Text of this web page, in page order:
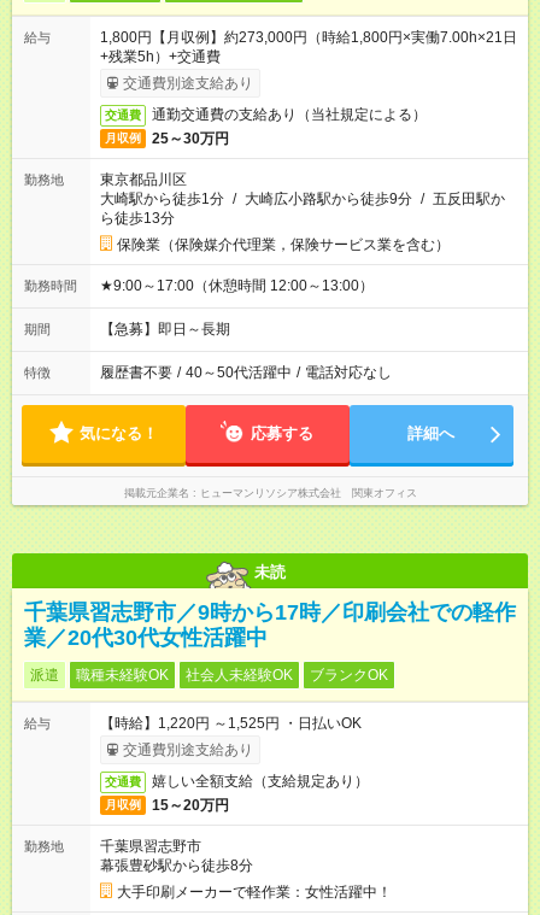
給与
1,800円【月収例】約273,000円（時給1,800円×実働7.00h×21日
+残業5h）+交通費
交通費別途支給あり
交通費 通勤交通費の支給あり（当社規定による）
月収例 25～30万円
勤務地
東京都品川区
大崎駅から徒歩1分 / 大崎広小路駅から徒歩9分 / 五反田駅か
ら徒歩13分
保険業（保険媒介代理業，保険サービス業を含む）
勤務時間 ★9:00～17:00（休憩時間 12:00～13:00）
期間 【急募】即日～長期
特徴 履歴書不要 / 40～50代活躍中 / 電話対応なし
気になる！ 応募する 詳細へ
掲載元企業名 ヒューマンリソシア株式会社 関東オフィス
未読
千葉県習志野市／9時から17時／印刷会社での軽作
業／20代30代女性活躍中
派遣 職種未経験OK 社会人未経験OK ブランクOK
給与
【時給】1,220円 ～1,525円 ・日払いOK
交通費別途支給あり
交通費 嬉しい全額支給（支給規定あり）
月収例 15～20万円
勤務地
千葉県習志野市
幕張豊砂駅から徒歩8分
大手印刷メーカーで軽作業：女性活躍中！